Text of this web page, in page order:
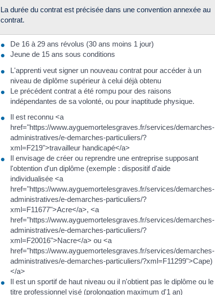
La durée du contrat est précisée dans une convention annexée au
contrat.
De 16 à 29 ans révolus (30 ans moins 1 jour)
Jeune de 15 ans sous conditions
L'apprenti veut signer un nouveau contrat pour accéder à un
niveau de diplôme supérieur à celui déjà obtenu
Le précédent contrat a été rompu pour des raisons
indépendantes de sa volonté, ou pour inaptitude physique.
Il est reconnu <a
href="https://www.ayguemortelesgraves.fr/services/demarches-
administratives/e-demarches-particuliers/?
xml=F219">travailleur handicapé</a>
Il envisage de créer ou reprendre une entreprise supposant
l'obtention d'un diplôme (exemple : dispositif d'aide
individualisée <a
href="https://www.ayguemortelesgraves.fr/services/demarches-
administratives/e-demarches-particuliers/?
xml=F11677">Acre</a>, <a
href="https://www.ayguemortelesgraves.fr/services/demarches-
administratives/e-demarches-particuliers/?
xml=F20016">Nacre</a> ou <a
href="https://www.ayguemortelesgraves.fr/services/demarches-
administratives/e-demarches-particuliers/?xml=F11299">Cape)
</a>
Il est un sportif de haut niveau ou il n'obtient pas le diplôme ou le
titre professionnel visé (prolongation maximum d'1 an)